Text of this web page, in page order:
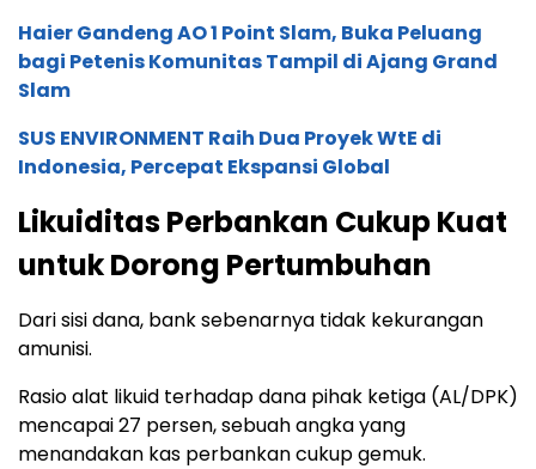
Haier Gandeng AO 1 Point Slam, Buka Peluang
bagi Petenis Komunitas Tampil di Ajang Grand
Slam
SUS ENVIRONMENT Raih Dua Proyek WtE di
Indonesia, Percepat Ekspansi Global
Likuiditas Perbankan Cukup Kuat
untuk Dorong Pertumbuhan
Dari sisi dana, bank sebenarnya tidak kekurangan
amunisi.
Rasio alat likuid terhadap dana pihak ketiga (AL/DPK)
mencapai 27 persen, sebuah angka yang
menandakan kas perbankan cukup gemuk.